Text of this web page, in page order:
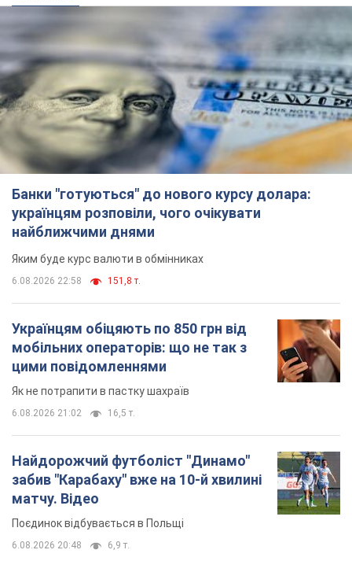
українцям розповіли, чого очікувати
найближчими днями
Яким буде курс валюти в обмінниках
6.08.2026 22:58 151,8 т.
Українцям обіцяють по 850 грн від
мобільних операторів: що не так з
цими повідомленнями
Як не потрапити в пастку шахраїв
6.08.2026 21:02 16,5 т.
Найдорожчий футболіст "Динамо"
забив "Карабаху" вже на 10-й хвилині
Поєдинок відбувається в Польщі
6.08.2026 20:48